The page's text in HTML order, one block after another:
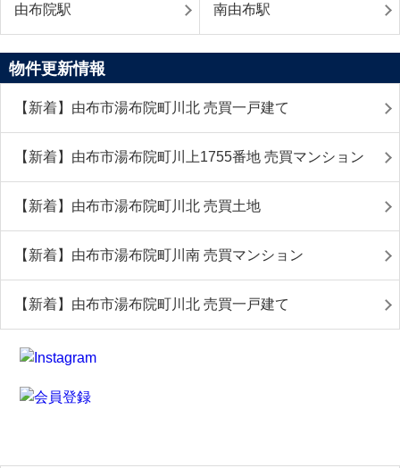
由布院駅 南由布駅
物件更新情報
【新着】由布市湯布院町川北 売買一戸建て
【新着】由布市湯布院町川上1755番地 売買マンション
【新着】由布市湯布院町川北 売買土地
【新着】由布市湯布院町川南 売買マンション
【新着】由布市湯布院町川北 売買一戸建て